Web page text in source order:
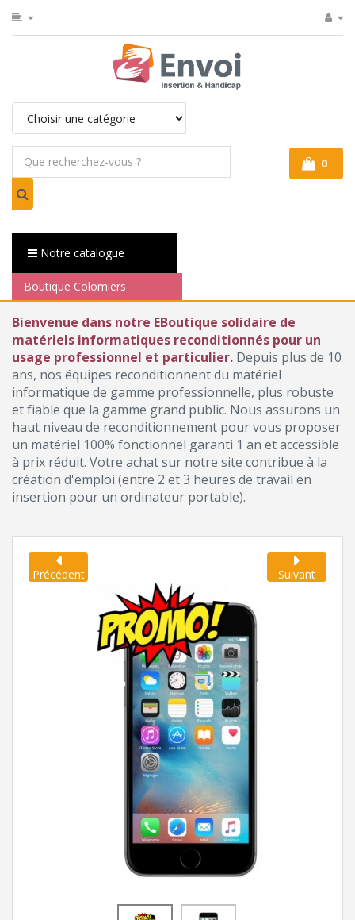
0
Notre catalogue
Boutique Colomiers
Bienvenue dans notre EBoutique solidaire de
matériels informatiques reconditionnés pour un
usage professionnel et particulier. Depuis plus de 10
ans, nos équipes reconditionnent du matériel
informatique de gamme professionnelle, plus robuste
et fiable que la gamme grand public. Nous assurons un
haut niveau de reconditionnement pour vous proposer
un matériel 100% fonctionnel garanti 1 an et accessible
à prix réduit. Votre achat sur notre site contribue à la
création d'emploi (entre 2 et 3 heures de travail en
insertion pour un ordinateur portable).
Précédent Suivant